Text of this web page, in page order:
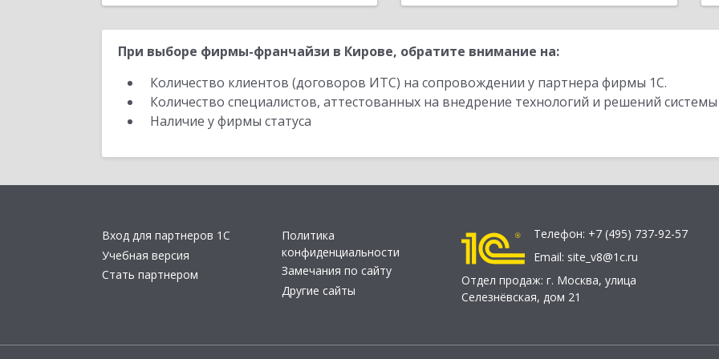
При выборе фирмы-франчайзи в Кирове, обратите внимание на:
Количество клиентов (договоров ИТС) на сопровождении у партнера фирмы 1С.
Количество специалистов, аттестованных на внедрение технологий и решений
Наличие у фирмы статуса
Вход для партнеров 1С
Учебная версия
Стать партнером
Политика
конфиденциальности
Замечания по сайту
Другие сайты
Телефон: +7 (495) 737-92-57
Email: site_v8@1c.ru
Отдел продаж: г. Москва, улица
Селезнёвская, дом 21